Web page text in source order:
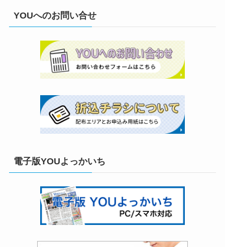
YOUへのお問い合せ
電子版YOUよっかいち